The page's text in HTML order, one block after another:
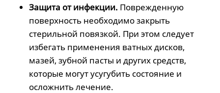
Защита от инфекции. Поврежденную
поверхность необходимо закрыть
стерильной повязкой. При этом следует
избегать применения ватных дисков,
мазей, зубной пасты и других средств,
которые могут усугубить состояние и
осложнить лечение.